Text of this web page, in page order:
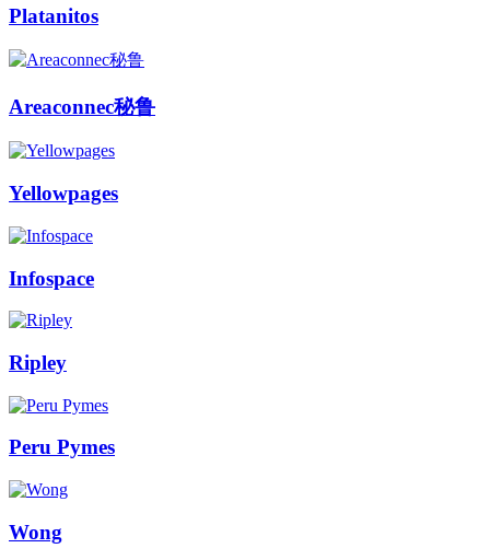
Platanitos
Areaconnec秘鲁
Yellowpages
Infospace
Ripley
Peru Pymes
Wong